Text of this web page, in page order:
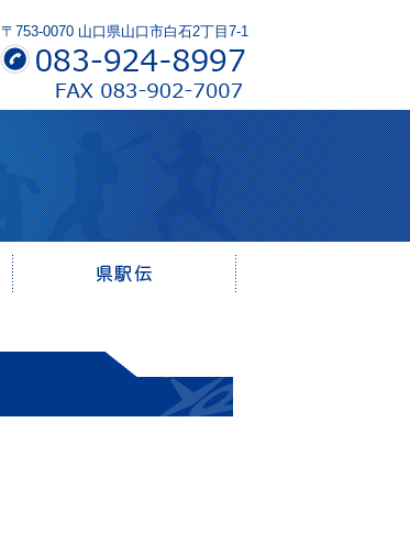
〒753-0070 山口県山口市白石2丁目7-1